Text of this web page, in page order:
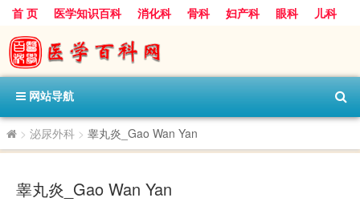
首 页 医学知识百科 消化科 骨科 妇产科 眼科
儿科
心血管病科
呼吸科 神经科
内分泌科
口腔科
网站导航
> 泌尿外科 > 睾丸炎_Gao Wan Yan
睾丸炎_Gao Wan Yan